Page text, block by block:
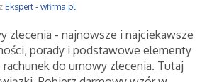
Ekspert - wfirma.pl
zlecenia - najnowsze i najciekawsze
porady i podstawowe elementy
do umowy zlecenia. Tutaj